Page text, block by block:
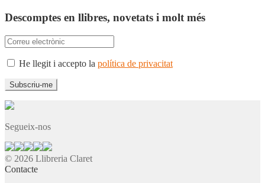
Descomptes en llibres, novetats i molt més
He llegit i accepto la política de privacitat
Segueix-nos
© 2026 Llibreria Claret
Contacte